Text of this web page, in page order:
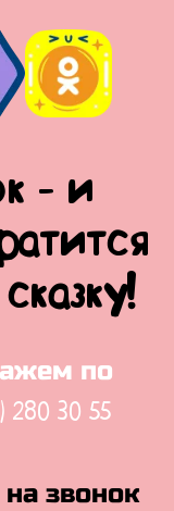
- и
по
280 30 55
звонок